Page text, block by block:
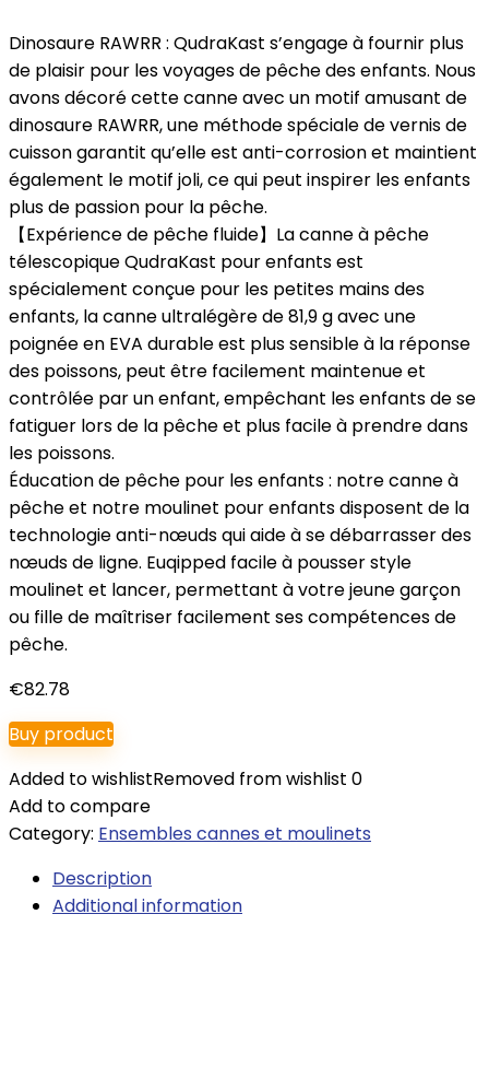
Dinosaure RAWRR : QudraKast s’engage à fournir plus
de plaisir pour les voyages de pêche des enfants. Nous
avons décoré cette canne avec un motif amusant de
dinosaure RAWRR, une méthode spéciale de vernis de
cuisson garantit qu’elle est anti-corrosion et maintient
également le motif joli, ce qui peut inspirer les enfants
plus de passion pour la pêche.
【Expérience de pêche fluide】La canne à pêche
télescopique QudraKast pour enfants est
spécialement conçue pour les petites mains des
enfants, la canne ultralégère de 81,9 g avec une
poignée en EVA durable est plus sensible à la réponse
des poissons, peut être facilement maintenue et
contrôlée par un enfant, empêchant les enfants de se
fatiguer lors de la pêche et plus facile à prendre dans
les poissons.
Éducation de pêche pour les enfants : notre canne à
pêche et notre moulinet pour enfants disposent de la
technologie anti-nœuds qui aide à se débarrasser des
nœuds de ligne. Euqipped facile à pousser style
moulinet et lancer, permettant à votre jeune garçon
ou fille de maîtriser facilement ses compétences de
pêche.
€82.78
Buy product
Added to wishlistRemoved from wishlist 0
Add to compare
Category: Ensembles cannes et moulinets
Description
Additional information